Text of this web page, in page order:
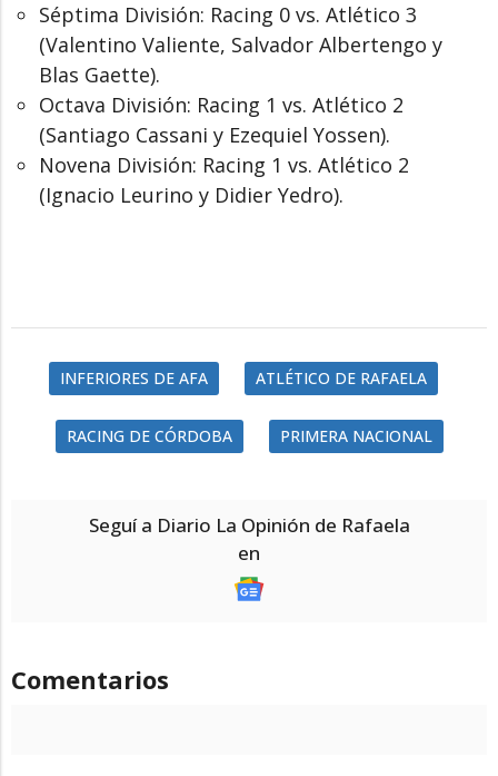
Séptima División: Racing 0 vs. Atlético 3
(Valentino Valiente, Salvador Albertengo y
Blas Gaette).
Octava División: Racing 1 vs. Atlético 2
(Santiago Cassani y Ezequiel Yossen).
Novena División: Racing 1 vs. Atlético 2
(Ignacio Leurino y Didier Yedro).
INFERIORES DE AFA ATLÉTICO DE RAFAELA
RACING DE CÓRDOBA PRIMERA NACIONAL
Seguí a Diario La Opinión de Rafaela
en
Comentarios